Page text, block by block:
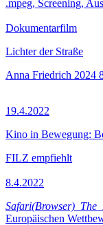
.mpeg, Screening,
Dokumentarfilm
Lichter der Straße
Anna Friedrich 2024
19.4.2022
Kino in Bewegung:
FILZ empfiehlt
8.4.2022
Europäischen